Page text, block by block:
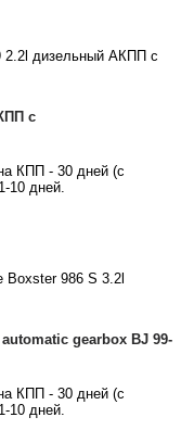
с
КПП - 30 дней (с
10 дней.
gearbox BJ 99-
КПП - 30 дней (с
10 дней.